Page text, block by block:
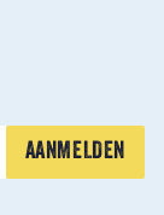
AANMELDEN